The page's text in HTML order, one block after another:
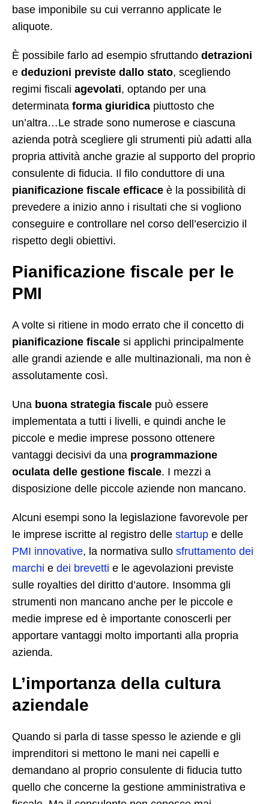
base imponibile su cui verranno applicate le
aliquote.
È possibile farlo ad esempio sfruttando detrazioni
e deduzioni previste dallo stato, scegliendo
regimi fiscali agevolati, optando per una
determinata forma giuridica piuttosto che
un’altra…Le strade sono numerose e ciascuna
azienda potrà scegliere gli strumenti più adatti alla
propria attività anche grazie al supporto del proprio
consulente di fiducia. Il filo conduttore di una
pianificazione fiscale efficace è la possibilità di
prevedere a inizio anno i risultati che si vogliono
conseguire e controllare nel corso dell’esercizio il
rispetto degli obiettivi.
Pianificazione fiscale per le
PMI
A volte si ritiene in modo errato che il concetto di
pianificazione fiscale si applichi principalmente
alle grandi aziende e alle multinazionali, ma non è
assolutamente così.
Una buona strategia fiscale può essere
implementata a tutti i livelli, e quindi anche le
piccole e medie imprese possono ottenere
vantaggi decisivi da una programmazione
oculata delle gestione fiscale. I mezzi a
disposizione delle piccole aziende non mancano.
Alcuni esempi sono la legislazione favorevole per
le imprese iscritte al registro delle startup e delle
PMI innovative, la normativa sullo sfruttamento dei
marchi e dei brevetti e le agevolazioni previste
sulle royalties del diritto d’autore. Insomma gli
strumenti non mancano anche per le piccole e
medie imprese ed è importante conoscerli per
apportare vantaggi molto importanti alla propria
azienda.
L’importanza della cultura
aziendale
Quando si parla di tasse spesso le aziende e gli
imprenditori si mettono le mani nei capelli e
demandano al proprio consulente di fiducia tutto
quello che concerne la gestione amministrativa e